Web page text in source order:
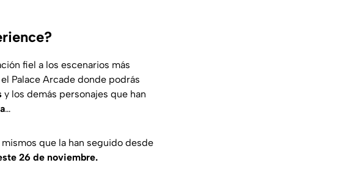
fiel a los escenarios más
Palace Arcade donde podrás
y los demás personajes que han
…
que la han seguido desde
26 de noviembre.